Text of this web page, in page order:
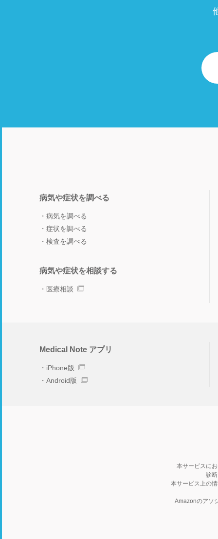
病気や症状を調べる
病気を調べる
症状を調べる
検査を調べる
病気や症状を相談する
医療相談
Medical Note アプリ
iPhone版
Android版
本サービスに
診
本サービス上の
Amazonのアソ